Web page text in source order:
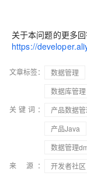
关于本问题的更多
https://
文章标签： 数据管理
数据库管理
关键词：
产品数据
产品Java
数据管理
来 源：
开发者社区